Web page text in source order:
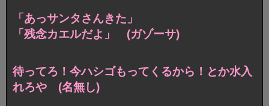
「あっサンタさんきた」
「残念カエルだよ」 (ガゾーサ)
待ってろ！今ハシゴもってくるから！とか水入
れろや (名無し)